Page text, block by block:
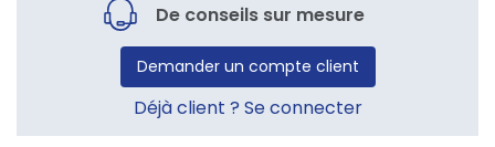
De conseils sur mesure
Demander un compte client
Déjà client ? Se connecter